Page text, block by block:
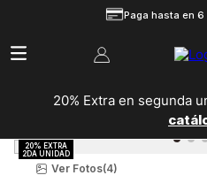
Paga hasta en 6
20% Extra en segunda
Ver Fotos(4)